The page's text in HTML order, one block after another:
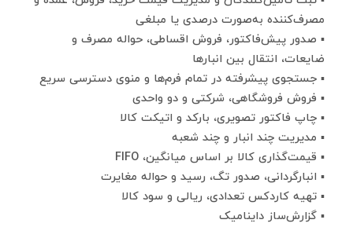
مصرف‌کننده به‌صورت درصدی یا مبلغی
▪ صدور پیش‌فاکتور، فروش اقساطی، حواله مصرف و
ضایعات، انتقال بین انبارها
▪ جستجوی پیشرفته در تمام فرم‌ها و منوی دسترسی سریع
▪ فروش فروشگاهی، شرکتی و دو واحدی
▪ چاپ فاکتور تصویری، بارکد و اتیکت کالا
▪ مدیریت چند انبار و چند شعبه
▪ قیمت‌گذاری کالا بر اساس میانگین، FIFO
▪ انبارگردانی، صدور تگ، رسید و حواله مغایرت
▪ تهیه کاردکس تعدادی، ریالی و سود کالا
▪ گزارش‌ساز داینامیک